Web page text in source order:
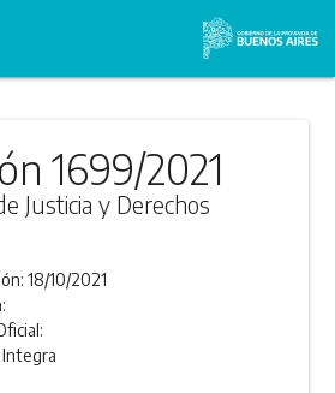
1699/2021
Justicia y Derechos
18/10/2021
Integra